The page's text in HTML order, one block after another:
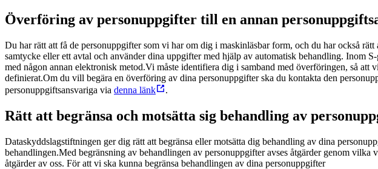
Överföring av personuppgifter till en annan
Du har rätt att få de personuppgifter som vi har om dig i maskinläsbar form, och du har också
samtycke eller ett avtal och använder dina uppgifter med hjälp av automatisk behandling. Inom
med någon annan elektronisk metod.Vi måste identifiera dig i samband med överföringen, så att
definierat.Om du vill begära en överföring av dina personuppgifter ska du kontakta den
personuppgiftsansvariga via denna länk .
Rätt att begränsa och motsätta sig behandling av
Dataskyddslagstiftningen ger dig rätt att begränsa eller motsätta dig behandling av dina
behandlingen.Med begränsning av behandlingen av personuppgifter avses åtgärder genom
åtgärder av oss. För att vi ska kunna begränsa behandlingen av dina personuppgifter